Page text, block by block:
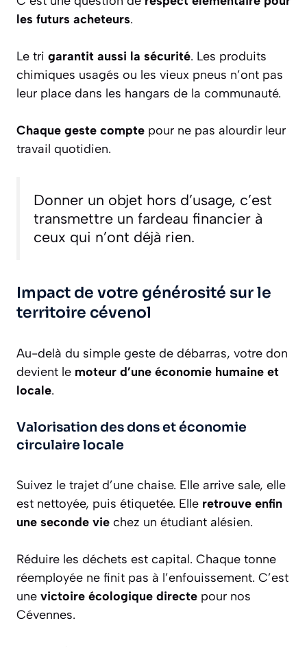
les futurs acheteurs.
Le tri garantit aussi la sécurité. Les produits
chimiques usagés ou les vieux pneus n’ont pas
leur place dans les hangars de la communauté.
Chaque geste compte pour ne pas alourdir leur
travail quotidien.
Donner un objet hors d’usage, c’est
transmettre un fardeau financier à
ceux qui n’ont déjà rien.
Impact de votre générosité sur le
territoire cévenol
Au-delà du simple geste de débarras, votre don
devient le moteur d’une économie humaine et
locale.
Valorisation des dons et économie
circulaire locale
Suivez le trajet d’une chaise. Elle arrive sale, elle
est nettoyée, puis étiquetée. Elle retrouve enfin
une seconde vie chez un étudiant alésien.
Réduire les déchets est capital. Chaque tonne
réemployée ne finit pas à l’enfouissement. C’est
une victoire écologique directe pour nos
Cévennes.